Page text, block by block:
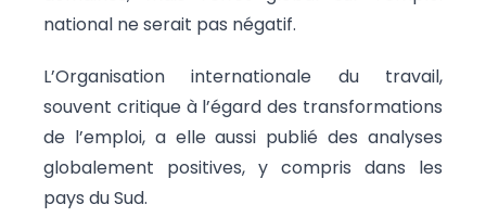
national ne serait pas négatif.
L’Organisation internationale du travail,
souvent critique à l’égard des transformations
de l’emploi, a elle aussi publié des analyses
globalement positives, y compris dans les
pays du Sud.